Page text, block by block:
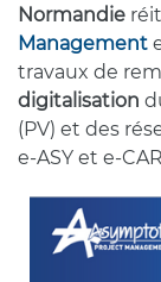
Normandie
Management
travaux de
digitalisation
(PV) et des
e-ASY et e-